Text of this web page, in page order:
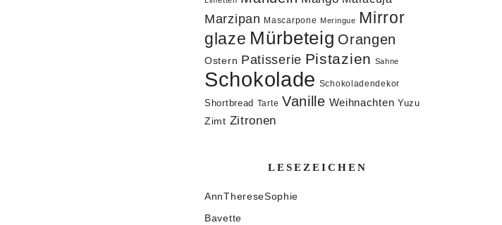
Marzipan Mascarpone Meringue Mirror
glaze Mürbeteig Orangen
Ostern Patisserie Pistazien Sahne
Schokolade Schokoladendekor
Shortbread Tarte Vanille Weihnachten Yuzu
Zimt Zitronen
LESEZEICHEN
AnnThereseSophie
Bavette